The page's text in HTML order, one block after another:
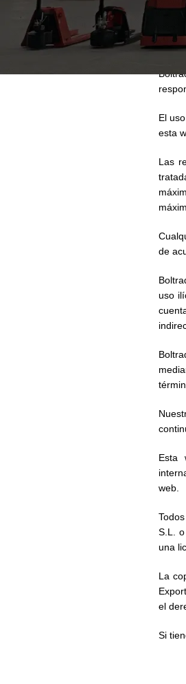
No
El
esta
Las
de
uso
Esta
web.
S.L.
una
La
el
Si